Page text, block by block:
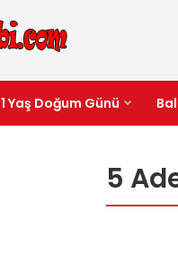
1 Yaş Doğum Günü
5